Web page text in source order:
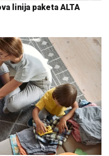
linija paketa ALTA